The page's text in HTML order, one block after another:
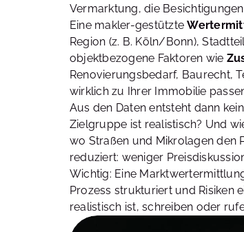
Vermarktung, die
Eine makler-gestützte
Region (z. B. Köln/Bonn),
objektbezogene Faktoren wie
Renovierungsbedarf, Baurecht,
wirklich zu Ihrer Immobilie
Aus den Daten entsteht dann
Zielgruppe ist realistisch? Und
wo Straßen und Mikrolagen den
reduziert: weniger
Wichtig: Eine
Prozess strukturiert und Risiken
realistisch ist, schreiben oder